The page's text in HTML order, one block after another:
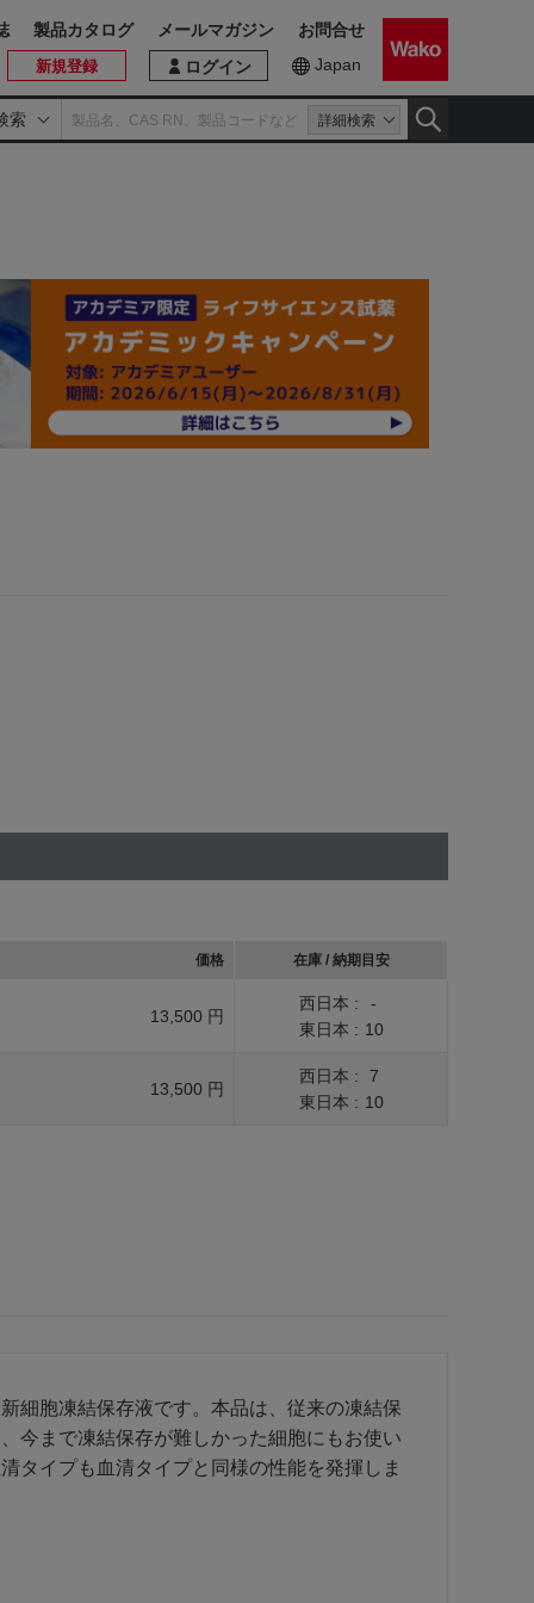
索 詳細検索
ログイン
新規登録 Japan
製品カタログ メールマガジン お問合せ
価格 在庫 / 納期目安
13,500 円
西日本 :
-
東日本 : 10
13,500 円
西日本 :
7
東日本 : 10
胞凍結保存液です。本品は、従来の凍結保
今まで凍結保存が難しかった細胞にもお使い
タイプも血清タイプと同様の性能を発揮しま